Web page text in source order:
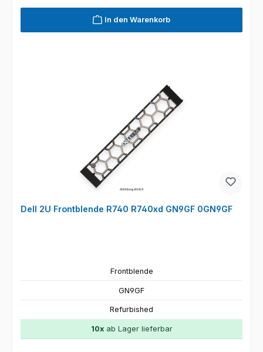
In den Warenkorb
Dell 2U Frontblende R740 R740xd GN9GF 0GN9GF
Frontblende
GN9GF
Refurbished
10xab Lager lieferbar